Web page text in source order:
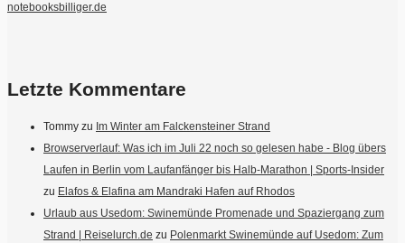
notebooksbilliger.de
Letzte Kommentare
Tommy zu Im Winter am Falckensteiner Strand
Browserverlauf: Was ich im Juli 22 noch so gelesen habe - Blog übers
Laufen in Berlin vom Laufanfänger bis Halb-Marathon | Sports-Insider
zu Elafos & Elafina am Mandraki Hafen auf Rhodos
Urlaub aus Usedom: Swinemünde Promenade und Spaziergang zum
Strand | Reiselurch.de zu Polenmarkt Swinemünde auf Usedom: Zum